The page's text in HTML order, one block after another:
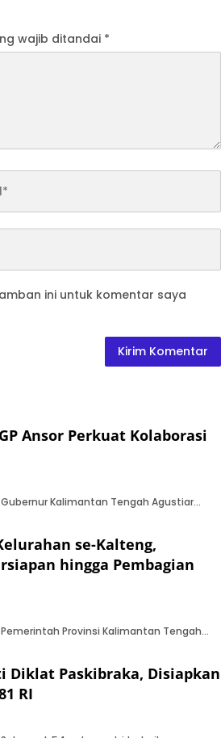
wajib ditandai *
ini untuk komentar saya
Ansor Perkuat Kolaborasi
Kalimantan Tengah Agustiar…
se-Kalteng,
hingga Pembagian
Provinsi Kalimantan Tengah…
Diklat Paskibraka, Disiapkan
RI